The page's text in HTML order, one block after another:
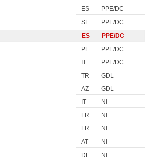
ES
PPE/DC
SE
PPE/DC
ES
PPE/DC
PL
PPE/DC
IT
PPE/DC
TR
GDL
AZ
GDL
IT
NI
FR
NI
FR
NI
AT
NI
DE
NI